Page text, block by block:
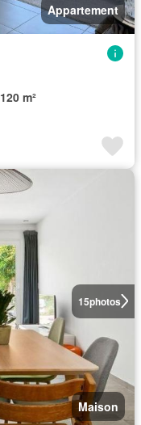
Appartement
120 m²
15photos
Maison